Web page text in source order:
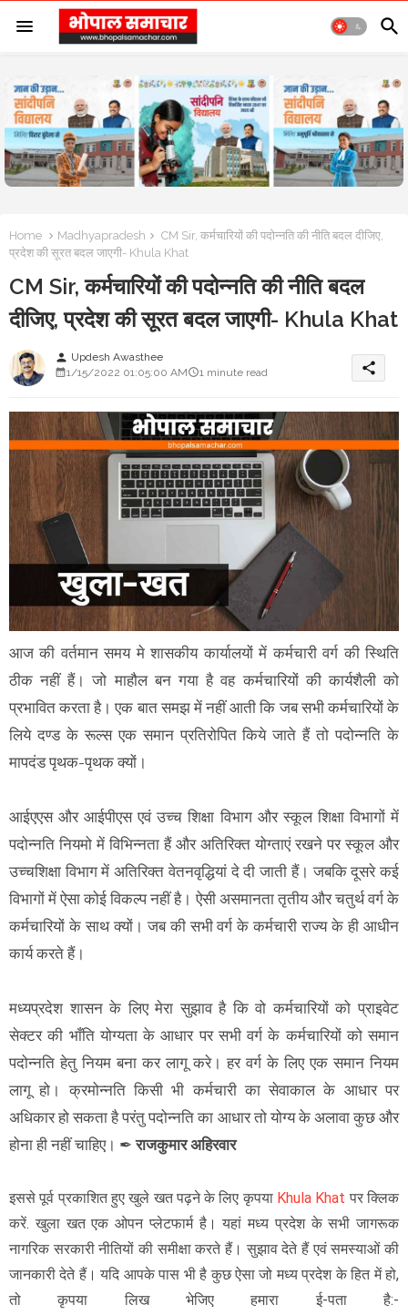
Home Madhyapradesh
CM Sir, कर्मचारियों की पदोन्नति की नीति बदल दीजिए,
प्रदेश की सूरत बदल जाएगी- Khula Khat
CM Sir, कर्मचारियों की पदोन्नति की नीति बदल
दीजिए, प्रदेश की सूरत बदल जाएगी- Khula Khat
person Updesh Awasthee
1/15/2022 01:05:00 AM
1 minute read share
आज की वर्तमान समय मे शासकीय कार्यालयों में कर्मचारी वर्ग की स्थिति
ठीक नहीं हैं। जो माहौल बन गया है वह कर्मचारियों की कार्यशैली को
प्रभावित करता है। एक बात समझ में नहीं आती कि जब सभी कर्मचारियों के
लिये दण्ड के रूल्स एक समान प्रतिरोपित किये जाते हैं तो पदोन्नति के
मापदंड पृथक-पृथक क्यों।
आईएएस और आईपीएस एवं उच्च शिक्षा विभाग और स्कूल शिक्षा विभागों में
पदोन्नति नियमो में विभिन्नता हैं और अतिरिक्त योग्ताएं रखने पर स्कूल और
उच्चशिक्षा विभाग में अतिरिक्त वेतनवृद्धियां दे दी जाती हैं। जबकि दूसरे कई
विभागों में ऐसा कोई विकल्प नहीं है। ऐसी असमानता तृतीय और चतुर्थ वर्ग के
कर्मचारियों के साथ क्यों। जब की सभी वर्ग के कर्मचारी राज्य के ही आधीन
कार्य करते हैं।
मध्यप्रदेश शासन के लिए मेरा सुझाव है कि वो कर्मचारियों को प्राइवेट
सेक्टर की भाँति योग्यता के आधार पर सभी वर्ग के कर्मचारियों को समान
पदोन्नति हेतु नियम बना कर लागू करे। हर वर्ग के लिए एक समान नियम
लागू हो। क्रमोन्नति किसी भी कर्मचारी का सेवाकाल के आधार पर
अधिकार हो सकता है परंतु पदोन्नति का आधार तो योग्य के अलावा कुछ और
होना ही नहीं चाहिए। ✒राजकुमार अहिरवार
इससे पूर्व प्रकाशित हुए खुले खत पढ़ने के लिए कृपया Khula Khat पर क्लिक
करें. खुला खत एक ओपन प्लेटफार्म है। यहां मध्य प्रदेश के सभी जागरूक
नागरिक सरकारी नीतियों की समीक्षा करते हैं। सुझाव देते हैं एवं समस्याओं की
जानकारी देते हैं। यदि आपके पास भी है कुछ ऐसा जो मध्य प्रदेश के हित में हो,
तो कृपया लिख भेजिए हमारा ई-पता है:-